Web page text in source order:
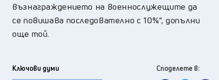
възнаграждението на военнослужещите да
се повишава последователно с 10%“, допълни
още той.
Ключови думи Споделете в: